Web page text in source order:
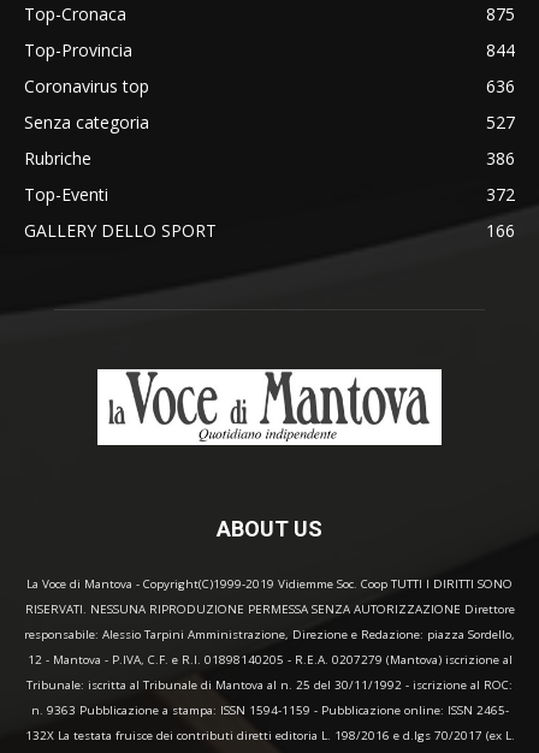
Top-Cronaca
875
Top-Provincia
844
Coronavirus top
636
Senza categoria
527
Rubriche
386
Top-Eventi
372
GALLERY DELLO SPORT
166
ABOUT US
La Voce di Mantova - Copyright(C)1999-2019 Vidiemme Soc. Coop TUTTI I DIRITTI SONO
RISERVATI. NESSUNA RIPRODUZIONE PERMESSA SENZA AUTORIZZAZIONE Direttore
responsabile: Alessio Tarpini Amministrazione, Direzione e Redazione: piazza Sordello,
12 - Mantova - P.IVA, C.F. e R.I. 01898140205 - R.E.A. 0207279 (Mantova) iscrizione al
Tribunale: iscritta al Tribunale di Mantova al n. 25 del 30/11/1992 - iscrizione al ROC:
n. 9363 Pubblicazione a stampa: ISSN 1594-1159 - Pubblicazione online: ISSN 2465-
132X La testata fruisce dei contributi diretti editoria L. 198/2016 e d.lgs 70/2017 (ex L.